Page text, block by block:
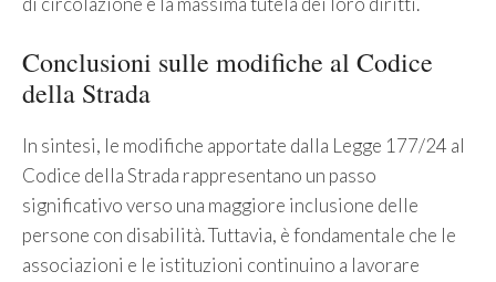
Conclusioni sulle modifiche al Codice
della Strada
In sintesi, le modifiche apportate dalla Legge 177/24 al
Codice della Strada rappresentano un passo
significativo verso una maggiore inclusione delle
persone con disabilità. Tuttavia, è fondamentale che le
associazioni e le istituzioni continuino a lavorare